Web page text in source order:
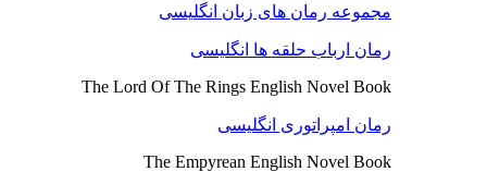
مجموعه رمان های زبان انگلیسی
رمان ارباب حلقه ها انگلیسی
The Lord Of The Rings English Novel Book
رمان امپراتوری انگلیسی
The Empyrean English Novel Book